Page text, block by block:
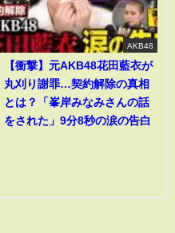
AKB48
【衝撃】元AKB48花田藍衣が
丸刈り謝罪…契約解除の真相
とは？「峯岸みなみさんの話
をされた」9分8秒の涙の告白